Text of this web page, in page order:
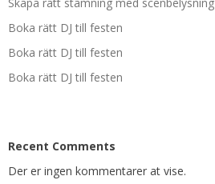
Boka rätt DJ till festen
Boka rätt DJ till festen
Boka rätt DJ till festen
Recent Comments
Der er ingen kommentarer at vise.